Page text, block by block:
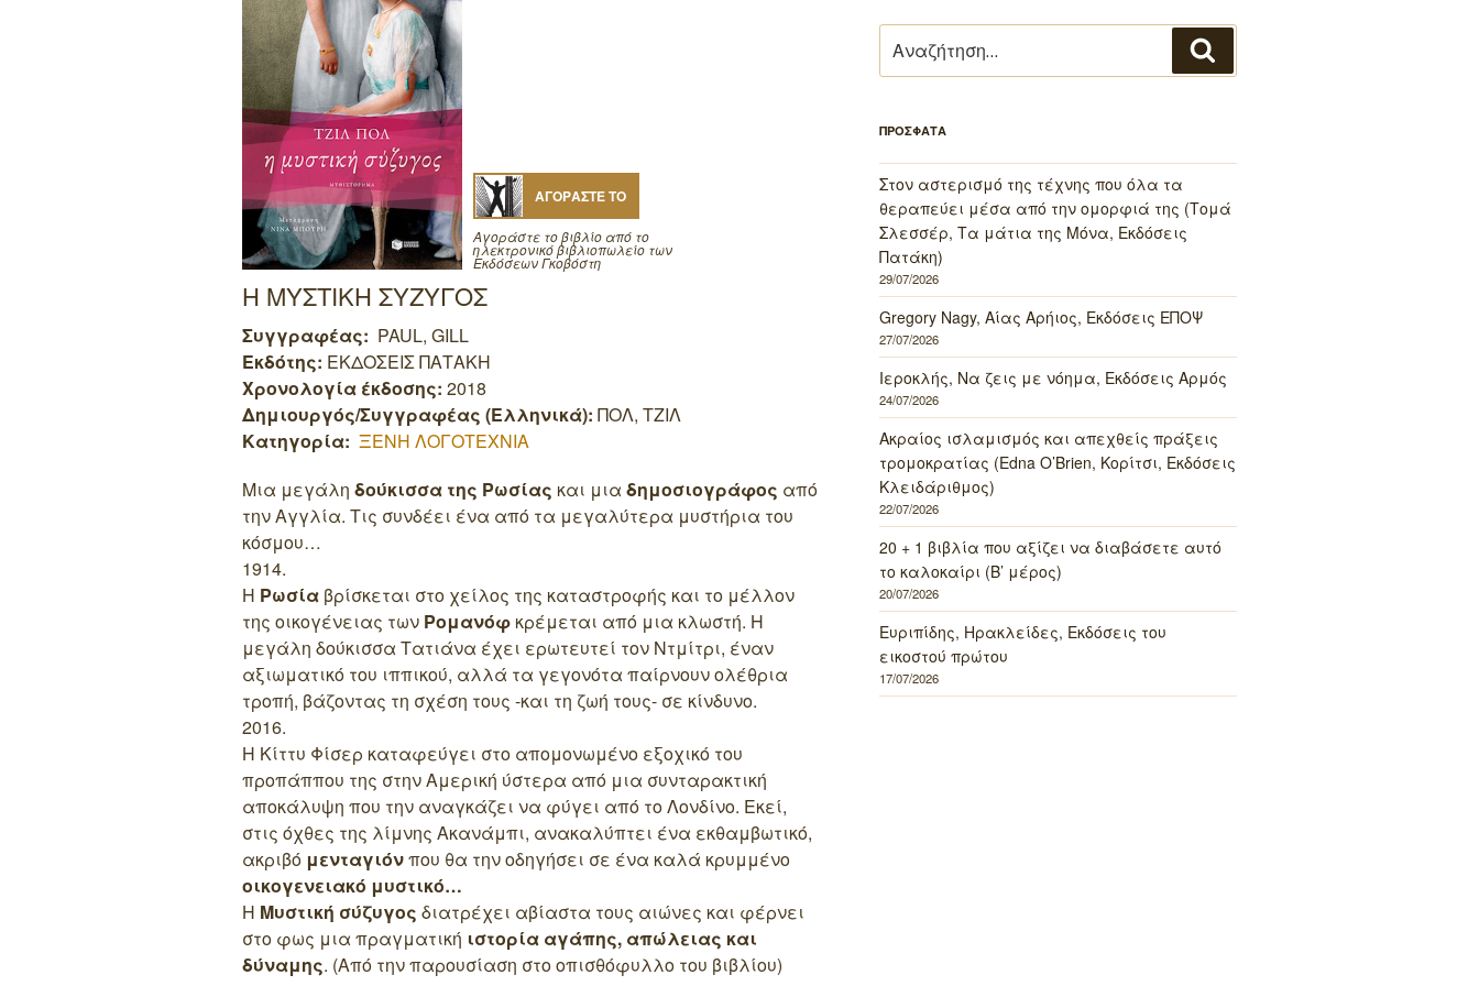
ΑΓΟΡΑΣΤΕ ΤΟ
Αγοράστε το βιβλίο από το
ηλεκτρονικό βιβλιοπωλείο των
Εκδόσεων Γκοβόστη
Η ΜΥΣΤΙΚΗ ΣΥΖΥΓΟΣ
Συγγραφέας: PAUL, GILL
Εκδότης: ΕΚΔΟΣΕΙΣ ΠΑΤΑΚΗ
Χρονολογία έκδοσης: 2018
Δημιουργός/Συγγραφέας (Ελληνικά): ΠΟΛ, ΤΖΙΛ
Κατηγορία: ΞΕΝΗ ΛΟΓΟΤΕΧΝΙΑ
Μια μεγάλη δούκισσα της Ρωσίας και μια δημοσιογράφος από
την Αγγλία. Τις συνδέει ένα από τα μεγαλύτερα μυστήρια του
κόσμου…
1914.
Η Ρωσία βρίσκεται στο χείλος της καταστροφής και το μέλλον
της οικογένειας των Ρομανόφ κρέμεται από μια κλωστή. Η
μεγάλη δούκισσα Τατιάνα έχει ερωτευτεί τον Ντμίτρι, έναν
αξιωματικό του ιππικού, αλλά τα γεγονότα παίρνουν ολέθρια
τροπή, βάζοντας τη σχέση τους -και τη ζωή τους- σε κίνδυνο.
2016.
Η Κίττυ Φίσερ καταφεύγει στο απομονωμένο εξοχικό του
προπάππου της στην Αμερική ύστερα από μια συνταρακτική
αποκάλυψη που την αναγκάζει να φύγει από το Λονδίνο. Εκεί,
στις όχθες της λίμνης Ακανάμπι, ανακαλύπτει ένα εκθαμβωτικό,
ακριβό μενταγιόνπου θα την οδηγήσει σε ένα καλά κρυμμένο
οικογενειακό μυστικό…
Η Μυστική σύζυγος διατρέχει αβίαστα τους αιώνες και φέρνει
στο φως μια πραγματική ιστορία αγάπης, απώλειας και
δύναμης. (Από την παρουσίαση στο οπισθόφυλλο του βιβλίου)
για:
ΠΡΟΣΦΑΤΑ
Στον αστερισμό της τέχνης που όλα τα
θεραπεύει μέσα από την ομορφιά της (Τομά
Σλεσσέρ, Τα μάτια της Μόνα, Εκδόσεις
Πατάκη)
29/07/2026
Gregory Nagy, Αίας Αρήιος, Εκδόσεις ΕΠΟΨ
27/07/2026
Ιεροκλής, Να ζεις με νόημα, Εκδόσεις Αρμός
24/07/2026
Ακραίος ισλαμισμός και απεχθείς πράξεις
τρομοκρατίας (Edna O’Brien, Κορίτσι, Εκδόσεις
Κλειδάριθμος)
22/07/2026
20 + 1 βιβλία που αξίζει να διαβάσετε αυτό
το καλοκαίρι (Β’ μέρος)
20/07/2026
Ευριπίδης, Ηρακλείδες, Εκδόσεις του
εικοστού πρώτου
17/07/2026